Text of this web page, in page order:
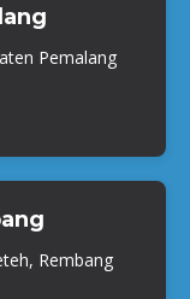
Pemalang
Rembang